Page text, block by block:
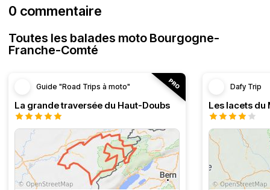
0 commentaire
Toutes les balades moto Bourgogne-
Franche-Comté
Guide "Road Trips à moto"
La grande traversée du Haut-Doubs
Dafy Trip
Les lacets du